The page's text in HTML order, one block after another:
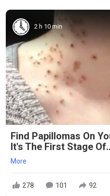
2 h 10 min
Find Papillomas On
It's The First Stage
More
278 101 92